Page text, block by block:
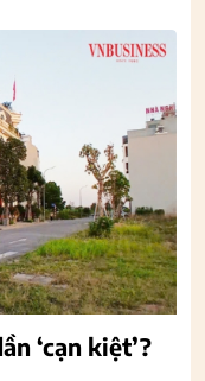
‘cạn kiệt’?